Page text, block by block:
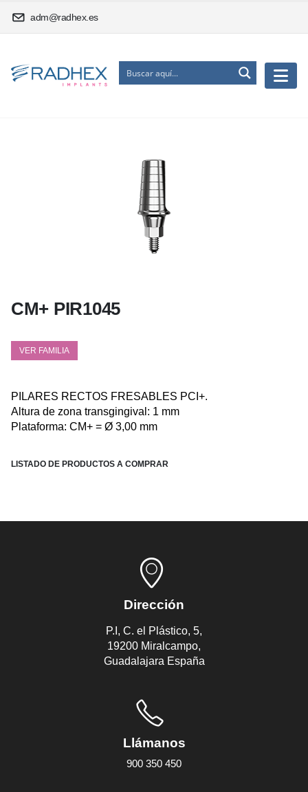
adm@radhex.es
CM+ PIR1045
VER FAMILIA
PILARES RECTOS FRESABLES PCI+.
Altura de zona transgingival: 1 mm
Plataforma: CM+ = Ø 3,00 mm
LISTADO DE PRODUCTOS A COMPRAR
Dirección
P.I, C. el Plástico, 5,
19200 Miralcampo,
Guadalajara España
Llámanos
900 350 450